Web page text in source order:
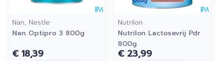
Nan, Nestle
Nan Optipro 3 800g
€ 18,39
Nutrilon
Nutrilon Lactosevrij Pdr
800g
€ 23,99